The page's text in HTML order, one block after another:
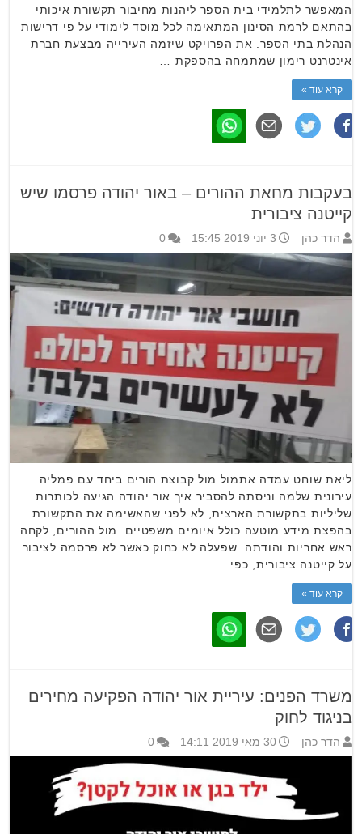
המאפשר לתלמידי בית הספר ליהנות מחיבור תקשורת איכותי
בהתאם לרמת הסינון המתאימה לכל מוסד לימודי על פי דרישות
הנהלת בתי הספר. את הפרויקט שיזמה העירייה מבצעת חברת
אינטרנט רימון שמתמחה בהספקת …
קרא עוד »
בעקבות מחאת ההורים – באור יהודה פרסמו שיש
קייטנה ציבורית
הדר כהן 3 יוני 2019 15:45 0
ליאת שוחט עמדה אתמול מול קבוצת הורים ביחד עם פמליה
עירונית שלמה וניסתה להסביר איך אור יהודה הגיעה לכותרות
שליליות בתקשורת הארצית, לא לפני שהאשימה את התקשורת
בהפצת מידע מוטעה כולל איומים משפטיים. מול ההורים, לקחה
ראש אחריות והודתה שפעלה לא כחוק כאשר לא פרסמה לציבור
על קייטנה ציבורית, כפי …
קרא עוד »
משרד הפנים: עיריית אור יהודה הפקיעה מחירים
בניגוד לחוק
הדר כהן 30 מאי 2019 14:11 0